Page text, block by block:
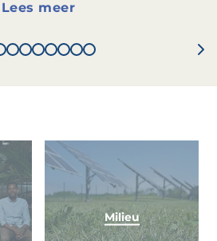
Lees meer
Milieu